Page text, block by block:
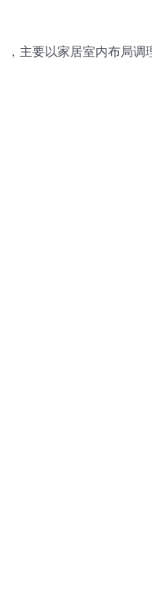
主要以家居室内布局调